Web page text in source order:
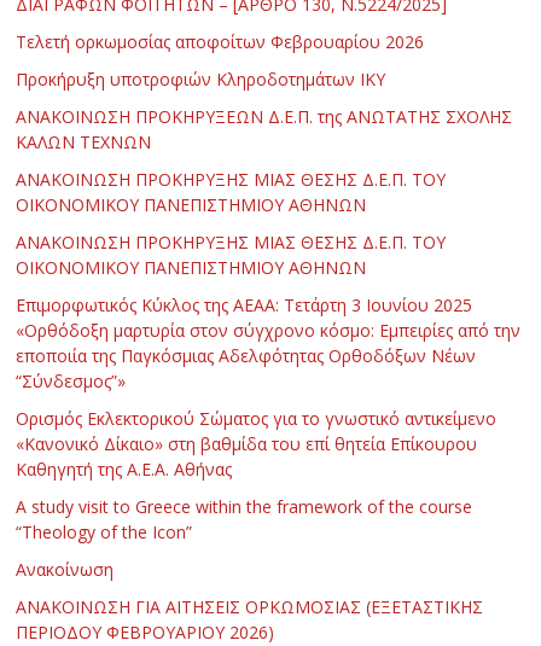
ΔΙΑΓΡΑΦΩΝ ΦΟΙΤΗΤΩΝ – [ΑΡΘΡΟ 130, Ν.5224/2025]
Τελετή ορκωμοσίας αποφοίτων Φεβρουαρίου 2026
Προκήρυξη υποτροφιών Κληροδοτημάτων ΙΚΥ
ΑΝΑΚΟΙΝΩΣΗ ΠΡΟΚΗΡΥΞΕΩΝ Δ.Ε.Π. της ΑΝΩΤΑΤΗΣ ΣΧΟΛΗΣ
ΚΑΛΩΝ ΤΕΧΝΩΝ
ΑΝΑΚΟΙΝΩΣΗ ΠΡΟΚΗΡΥΞΗΣ ΜΙΑΣ ΘΕΣΗΣ Δ.Ε.Π. ΤΟΥ
ΟΙΚΟΝΟΜΙΚΟΥ ΠΑΝΕΠΙΣΤΗΜΙΟΥ ΑΘΗΝΩΝ
ΑΝΑΚΟΙΝΩΣΗ ΠΡΟΚΗΡΥΞΗΣ ΜΙΑΣ ΘΕΣΗΣ Δ.Ε.Π. ΤΟΥ
ΟΙΚΟΝΟΜΙΚΟΥ ΠΑΝΕΠΙΣΤΗΜΙΟΥ ΑΘΗΝΩΝ
Επιμορφωτικός Κύκλος της ΑΕΑΑ: Τετάρτη 3 Ιουνίου 2025
«Ορθόδοξη μαρτυρία στον σύγχρονο κόσμο: Εμπειρίες από την
εποποιία της Παγκόσμιας Αδελφότητας Ορθοδόξων Νέων
“Σύνδεσμος”»
Ορισμός Εκλεκτορικού Σώματος για το γνωστικό αντικείμενο
«Κανονικό Δίκαιο» στη βαθμίδα του επί θητεία Επίκουρου
Καθηγητή της Α.Ε.Α. Αθήνας
Α study visit to Greece within the framework of the course
“Theology of the Icon”
Ανακοίνωση
ΑΝΑΚΟΙΝΩΣΗ ΓΙΑ ΑΙΤΗΣΕΙΣ ΟΡΚΩΜΟΣΙΑΣ (ΕΞΕΤΑΣΤΙΚΗΣ
ΠΕΡΙΟΔΟΥ ΦΕΒΡΟΥΑΡΙΟΥ 2026)